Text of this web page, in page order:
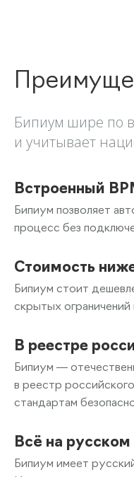
Бипиум шире по
и учитывает
Встроенный
Бипиум позволяет
процесс без
Стоимость
Бипиум стоит
скрытых ограничений
В реестре
Бипиум —
в реестр
стандартам
Всё на русском
Бипиум имеет